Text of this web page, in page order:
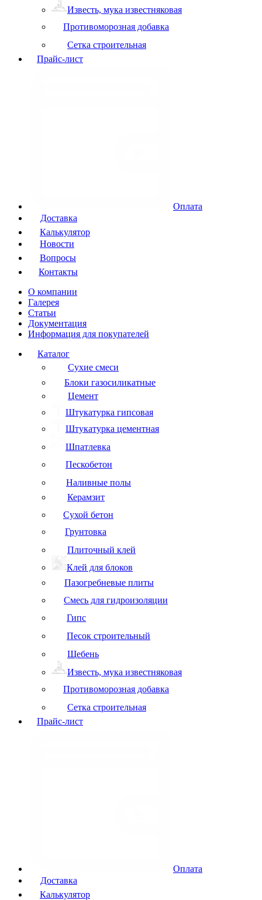
Известь, мука известняковая
Противоморозная добавка
Сетка строительная
Прайс-лист
Оплата
Доставка
Калькулятор
Новости
Вопросы
Контакты
О компании
Галерея
Статьи
Документация
Информация для покупателей
Каталог
Сухие смеси
Блоки газосиликатные
Цемент
Штукатурка гипсовая
Штукатурка цементная
Шпатлевка
Пескобетон
Наливные полы
Керамзит
Сухой бетон
Грунтовка
Плиточный клей
Клей для блоков
Пазогребневые плиты
Смесь для гидроизоляции
Гипс
Песок строительный
Щебень
Известь, мука известняковая
Противоморозная добавка
Сетка строительная
Прайс-лист
Оплата
Доставка
Калькулятор